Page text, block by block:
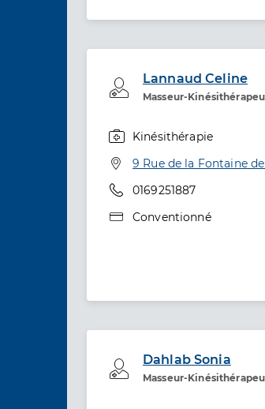
Lannaud Celine
Masseur-
Professionel
Kinésithérapie
Adresse
9 Rue de la Fontaine
Téléphone
0169251887
Type de convention
Conventionné
Dahlab Sonia
Masseur-
Professionel